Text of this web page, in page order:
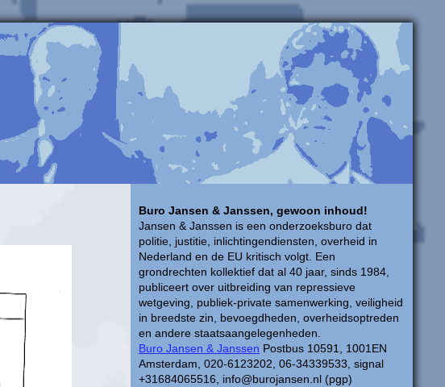
Buro Jansen & Janssen, gewoon inhoud!
Jansen & Janssen is een onderzoeksburo dat
politie, justitie, inlichtingendiensten, overheid in
Nederland en de EU kritisch volgt. Een
grondrechten kollektief dat al 40 jaar, sinds 1984,
publiceert over uitbreiding van repressieve
wetgeving, publiek-private samenwerking, veiligheid
in breedste zin, bevoegdheden, overheidsoptreden
en andere staatsaangelegenheden.
Buro Jansen & Janssen Postbus 10591, 1001EN
Amsterdam, 020-6123202, 06-34339533, signal
+31684065516, info@burojansen.nl (pgp)